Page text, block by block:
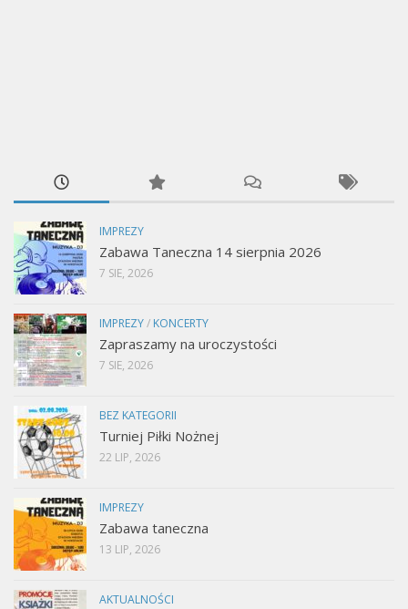
IMPREZY
Zabawa Taneczna 14 sierpnia 2026
7 SIE, 2026
IMPREZY/ KONCERTY
Zapraszamy na uroczystości
7 SIE, 2026
BEZ KATEGORII
Turniej Piłki Nożnej
22 LIP, 2026
IMPREZY
Zabawa taneczna
13 LIP, 2026
AKTUALNOŚCI